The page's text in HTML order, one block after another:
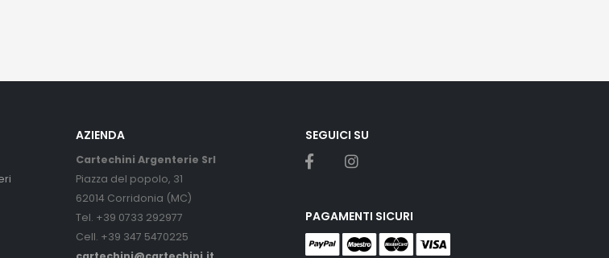
AZIENDA
Cartechini Argenterie Srl
Piazza del popolo, 31
62014 Corridonia (MC)
Tel. +39 0733 292977
Cell. +39 347 5470225
SEGUICI SU
PAGAMENTI SICURI